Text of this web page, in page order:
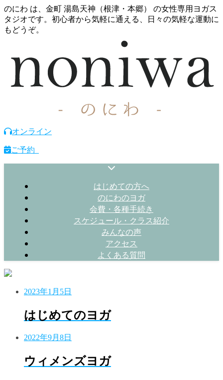
のにわ は、金町 湯島天神（根津・本郷） の女性専用ヨガス
タジオです。初心者から気軽に通える、日々の気軽な運動に
もどうぞ。
オンライン
ご予約
はじめての方へ
のにわのヨガ
会費・各種手続き
スケジュール・クラス紹介
みんなの声
アクセス
よくある質問
2023年1月5日
はじめてのヨガ
2022年9月8日
ウィメンズヨガ